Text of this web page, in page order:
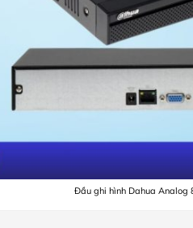
Đầu ghi hình Dahua Analog